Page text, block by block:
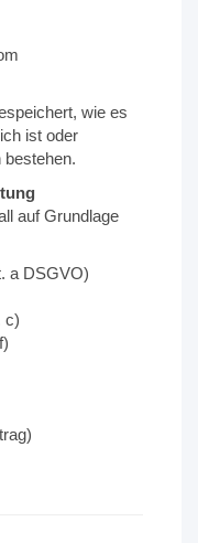
wie es
ist oder
auf Grundlage
a DSGVO)
c)